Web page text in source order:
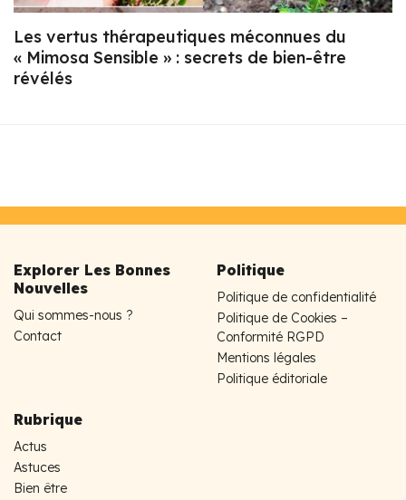
Les vertus thérapeutiques méconnues du
« Mimosa Sensible » : secrets de bien-être
révélés
Explorer Les Bonnes
Nouvelles
Qui sommes-nous ?
Contact
Politique
Politique de confidentialité
Politique de Cookies –
Conformité RGPD
Mentions légales
Politique éditoriale
Rubrique
Actus
Astuces
Bien être